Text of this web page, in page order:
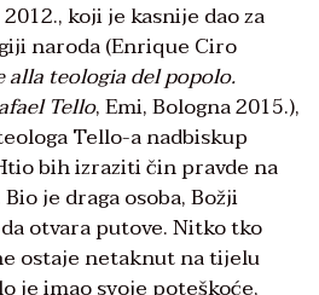
koji je kasnije dao za
naroda (Enrique Ciro
teologia del popolo.
Tello, Emi, Bologna 2015.),
Tello-a nadbiskup
bih izraziti čin pravde na
je draga osoba, Božji
otvara putove. Nitko tko
ostaje netaknut na tijelu